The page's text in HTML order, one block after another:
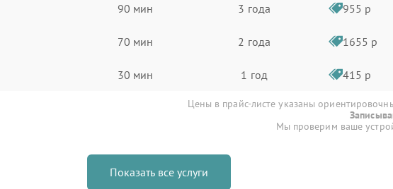
90 мин 3 года 955 р
70 мин 2 года 1655 р
30 мин 1 год 415 р
Цены в прайс-листе указаны
Мы проверим ваше
Показать все услуги